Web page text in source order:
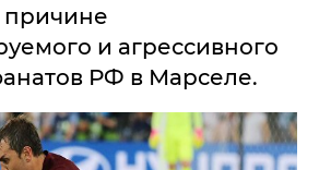
причине
и агрессивного
РФ в Марселе.